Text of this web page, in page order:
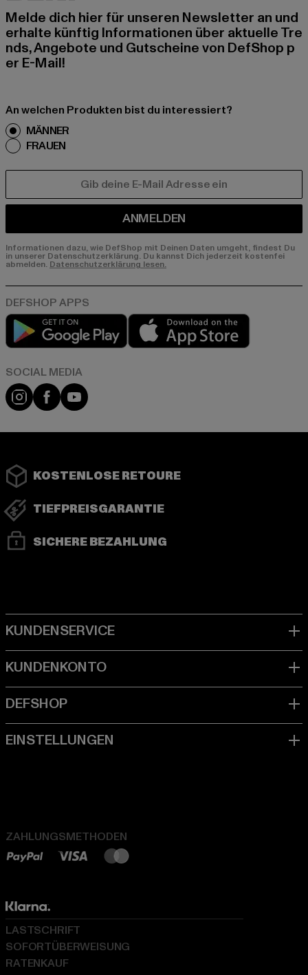
Melde dich hier für unseren Newsletter an und
erhalte künftig Informationen über aktuelle Tre
nds, Angebote und Gutscheine von DefShop p
er E-Mail!
An welchen Produkten bist du interessiert?
MÄNNER
FRAUEN
ANMELDEN
Informationen dazu, wie DefShop mit Deinen Daten umgeht, findest Du
in unserer Datenschutzerklärung. Du kannst Dich jederzeit kostenfei
abmelden. Datenschutzerklärung lesen.
Play market
Instagram
FacebookYouTube
KOSTENLOSE RETOURE
TIEFPREISGARANTIE
SICHERE BEZAHLUNG
ZAHLUNGSMETHODEN
LASTSCHRIFT
SOFORTÜBERWEISUNG
RATENKAUF